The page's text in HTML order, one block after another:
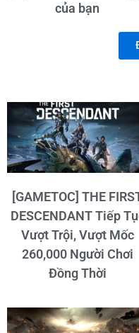
của bạn
[GAMETOC] THE
DESCENDANT Tiếp
Vượt Trội, Vượt Mốc
260,000 Người Chơi
Đồng Thời